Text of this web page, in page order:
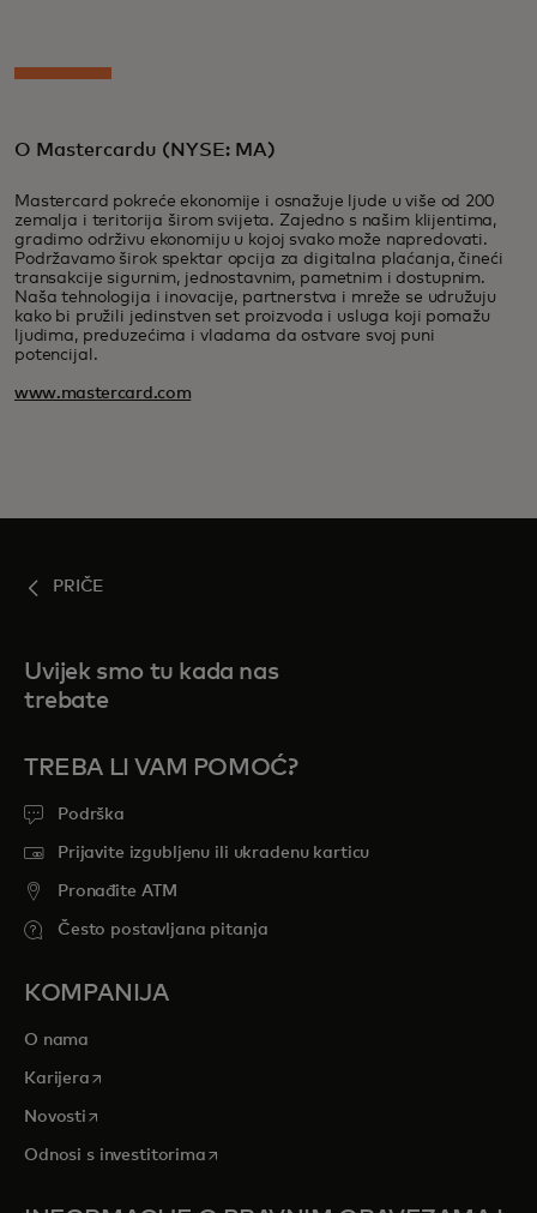
O Mastercardu (NYSE: MA)
Mastercard pokreće ekonomije i osnažuje ljude u više od 200
zemalja i teritorija širom svijeta. Zajedno s našim klijentima,
gradimo održivu ekonomiju u kojoj svako može napredovati.
Podržavamo širok spektar opcija za digitalna plaćanja, čineći
transakcije sigurnim, jednostavnim, pametnim i dostupnim.
Naša tehnologija i inovacije, partnerstva i mreže se udružuju
kako bi pružili jedinstven set proizvoda i usluga koji pomažu
ljudima, preduzećima i vladama da ostvare svoj puni
potencijal.
www.mastercard.com
PRIČE
Uvijek smo tu kada nas
trebate
TREBA LI VAM POMOĆ?
Podrška
Prijavite izgubljenu ili ukradenu karticu
Pronađite ATM
Često postavljana pitanja
KOMPANIJA
O nama
Karijeraopens in a new tab
Novosti opens in a new tab
Odnosi s investitorimaopens in a new tab